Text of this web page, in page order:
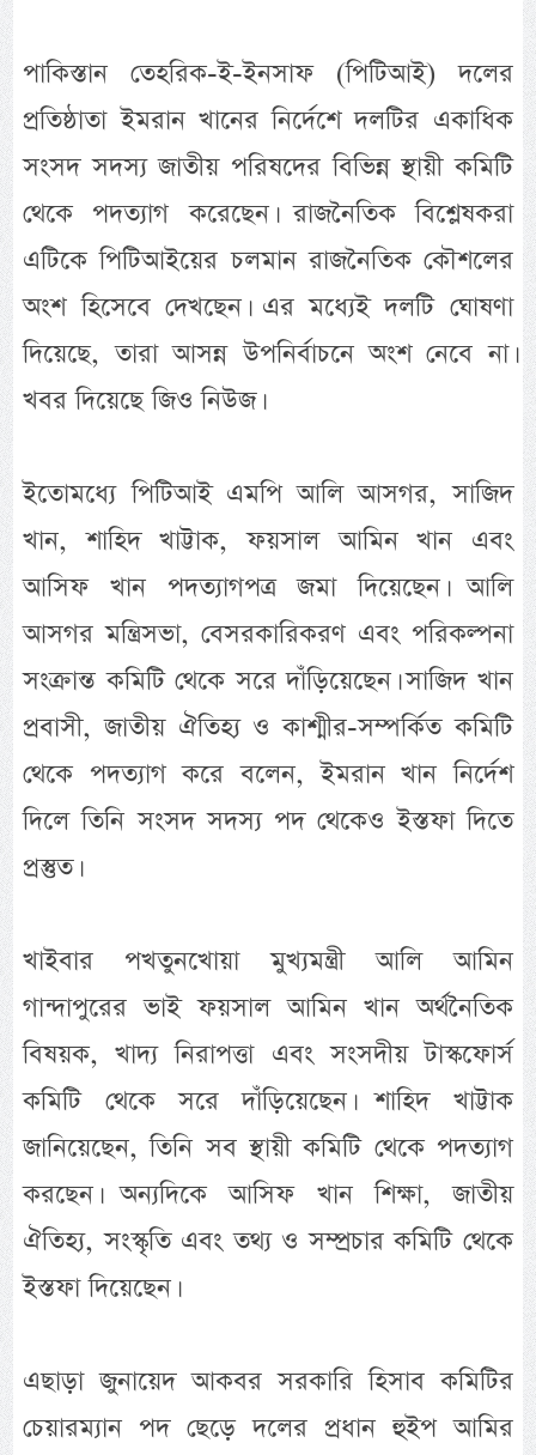
পাকিস্তান তেহরিক-ই-ইনসাফ (পিটিআই) দলের
প্রতিষ্ঠাতা ইমরান খানের নির্দেশে দলটির একাধিক
সংসদ সদস্য জাতীয় পরিষদের বিভিন্ন স্থায়ী কমিটি
থেকে পদত্যাগ করেছেন। রাজনৈতিক বিশ্লেষকরা
এটিকে পিটিআইয়ের চলমান রাজনৈতিক কৌশলের
অংশ হিসেবে দেখছেন। এর মধ্যেই দলটি ঘোষণা
দিয়েছে, তারা আসন্ন উপনির্বাচনে অংশ নেবে না।
খবর দিয়েছে জিও নিউজ।
ইতোমধ্যে পিটিআই এমপি আলি আসগর, সাজিদ
খান, শাহিদ খাট্টাক, ফয়সাল আমিন খান এবং
আসিফ খান পদত্যাগপত্র জমা দিয়েছেন। আলি
আসগর মন্ত্রিসভা, বেসরকারিকরণ এবং পরিকল্পনা
সংক্রান্ত কমিটি থেকে সরে দাঁড়িয়েছেন। সাজিদ খান
প্রবাসী, জাতীয় ঐতিহ্য ও কাশ্মীর-সম্পর্কিত কমিটি
থেকে পদত্যাগ করে বলেন, ইমরান খান নির্দেশ
দিলে তিনি সংসদ সদস্য পদ থেকেও ইস্তফা দিতে
প্রস্তুত।
খাইবার পখতুনখোয়া মুখ্যমন্ত্রী আলি আমিন
গান্দাপুরের ভাই ফয়সাল আমিন খান অর্থনৈতিক
বিষয়ক, খাদ্য নিরাপত্তা এবং সংসদীয় টাস্কফোর্স
কমিটি থেকে সরে দাঁড়িয়েছেন। শাহিদ খাট্টাক
জানিয়েছেন, তিনি সব স্থায়ী কমিটি থেকে পদত্যাগ
করছেন। অন্যদিকে আসিফ খান শিক্ষা, জাতীয়
ঐতিহ্য, সংস্কৃতি এবং তথ্য ও সম্প্রচার কমিটি থেকে
ইস্তফা দিয়েছেন।
এছাড়া জুনায়েদ আকবর সরকারি হিসাব কমিটির
চেয়ারম্যান পদ ছেড়ে দলের প্রধান হুইপ আমির